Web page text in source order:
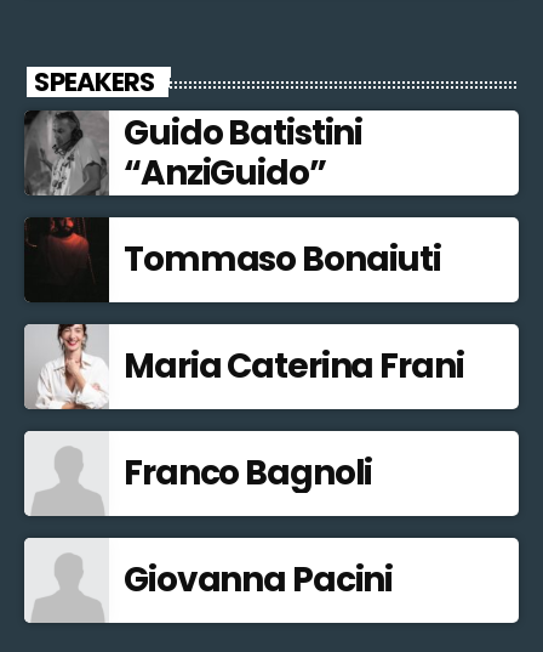
SPEAKERS
Guido Batistini
“AnziGuido”
Tommaso Bonaiuti
Maria Caterina Frani
Franco Bagnoli
Giovanna Pacini